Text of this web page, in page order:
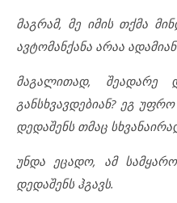
მაგრამ, მე იმის თქმა
ავტომანქანა არაა
მაგალითად, შეადარე
განსხვავდებიან? ეგ
დედაშენს თმაც
უნდა ეცადო, ამ
დედაშენს ჰგავს.